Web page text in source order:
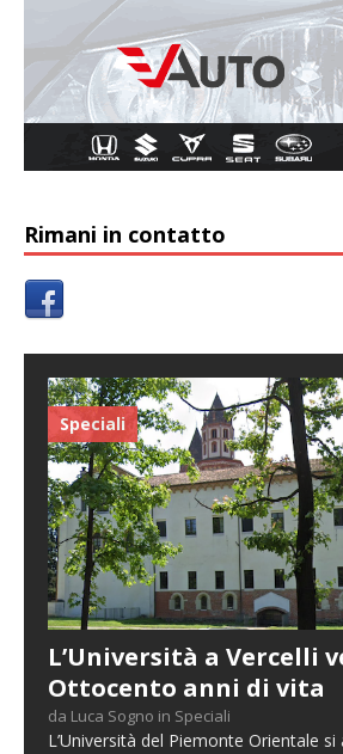
Rimani in contatto
Speciali
L’Università a Vercelli
Ottocento anni di vita
da Luca Sogno in Speciali
L’Università del Piemonte Orientale